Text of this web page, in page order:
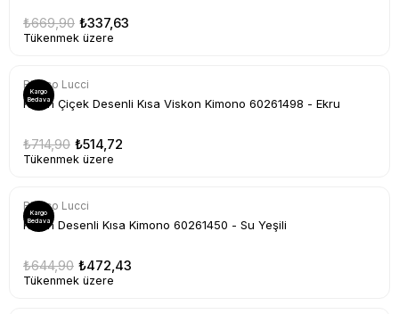
₺337,63
₺669,90
Tükenmek üzere
Bianco Lucci
Kadın Çiçek Desenli Kısa Viskon Kimono 60261498 - Ekru
₺514,72
₺714,90
Tükenmek üzere
Kargo
Bedava
Bianco Lucci
Kadın Desenli Kısa Kimono 60261450 - Su Yeşili
₺472,43
₺644,90
Tükenmek üzere
Kargo
Bedava